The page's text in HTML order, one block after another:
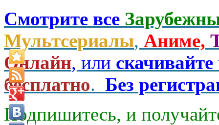
Смотрите все
Мультсериалы, Аниме,
Онлайн, или скачивайте
бесплатно. Без
Подпишитесь, и